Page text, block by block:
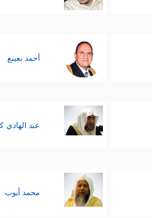
مبرَّأٌ عن الظلم؛ لأن الظلم صفة نقصٍ من
شهوةٍ، أو يرغب في مضاعفتها، فيُبادر
بِمَا قَدَّمَتۡ أَیۡدِیكُمۡ﴾، ﴿وَإِنَّمَا تُوَفَّوۡنَ أُجُورَكُمۡ
فعلٍ إنما يُنسب لفاعله، فهذا مُصلٍّ، وذاك
بمعنى: أن الله قد قدَّر على الإنسان أن
الفعل لغير فاعله، أو أن هناك إكراهًا
أحمد نعينع
عبد الهادي
محمد أيوب